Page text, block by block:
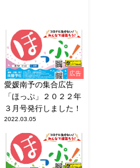
広告
愛媛南予の集合広告
「ほっぷ」２０２２年
３月号発行しました！
2022.03.05